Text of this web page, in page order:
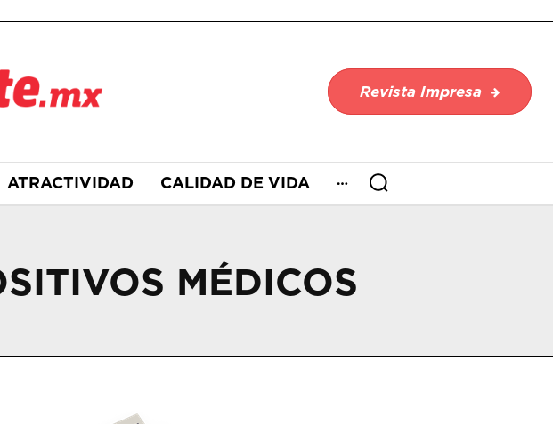
Revista Impresa
ATRACTIVIDAD CALIDAD DE VIDA
MÉDICOS